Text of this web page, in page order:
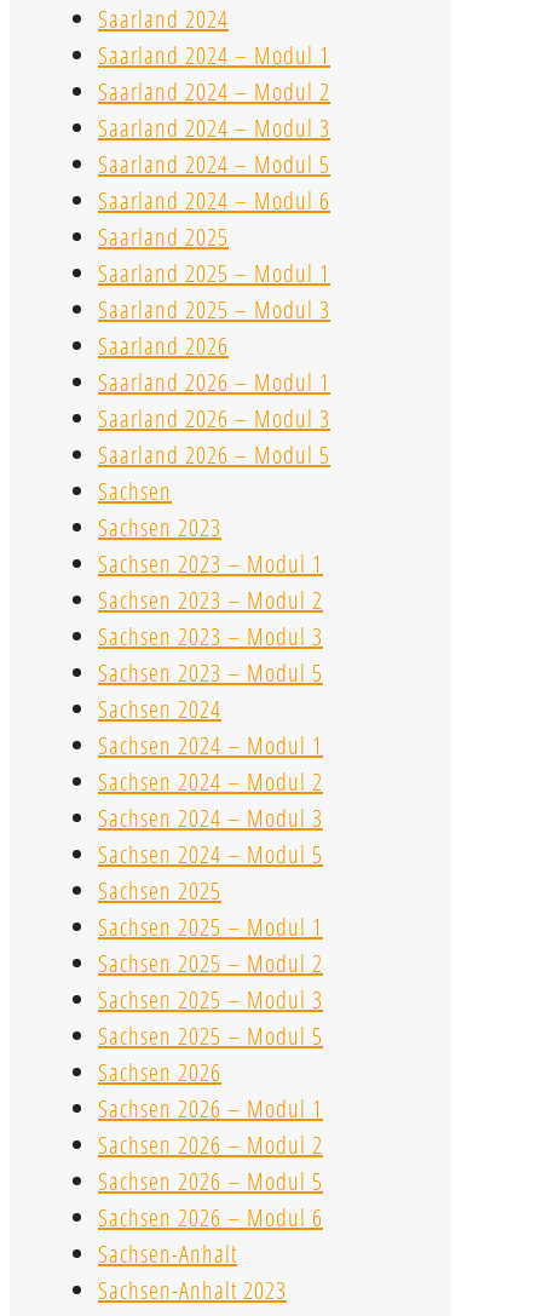
Saarland 2024
Saarland 2024 – Modul 1
Saarland 2024 – Modul 2
Saarland 2024 – Modul 3
Saarland 2024 – Modul 5
Saarland 2024 – Modul 6
Saarland 2025
Saarland 2025 – Modul 1
Saarland 2025 – Modul 3
Saarland 2026
Saarland 2026 – Modul 1
Saarland 2026 – Modul 3
Saarland 2026 – Modul 5
Sachsen
Sachsen 2023
Sachsen 2023 – Modul 1
Sachsen 2023 – Modul 2
Sachsen 2023 – Modul 3
Sachsen 2023 – Modul 5
Sachsen 2024
Sachsen 2024 – Modul 1
Sachsen 2024 – Modul 2
Sachsen 2024 – Modul 3
Sachsen 2024 – Modul 5
Sachsen 2025
Sachsen 2025 – Modul 1
Sachsen 2025 – Modul 2
Sachsen 2025 – Modul 3
Sachsen 2025 – Modul 5
Sachsen 2026
Sachsen 2026 – Modul 1
Sachsen 2026 – Modul 2
Sachsen 2026 – Modul 5
Sachsen 2026 – Modul 6
Sachsen-Anhalt
Sachsen-Anhalt 2023